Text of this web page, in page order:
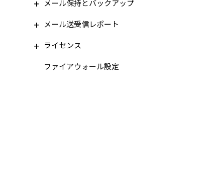
メール保持とバックアップ
メール送受信レポート
ライセンス
ファイアウォール設定